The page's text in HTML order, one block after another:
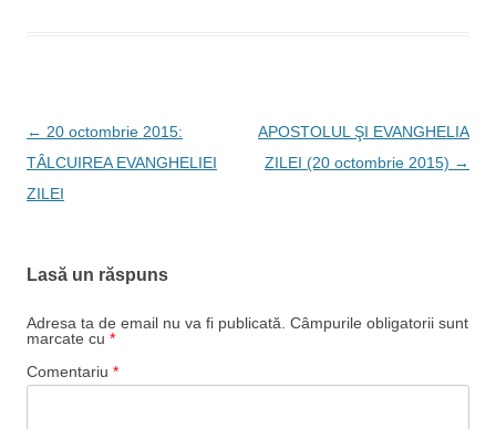
Navigare
în
articole
← 20 octombrie 2015:
TÂLCUIREA EVANGHELIEI
ZILEI
APOSTOLUL ŞI EVANGHELIA
ZILEI (20 octombrie 2015) →
Lasă un răspuns
Adresa ta de email nu va fi publicată. Câmpurile obligatorii sunt
marcate cu *
Comentariu *